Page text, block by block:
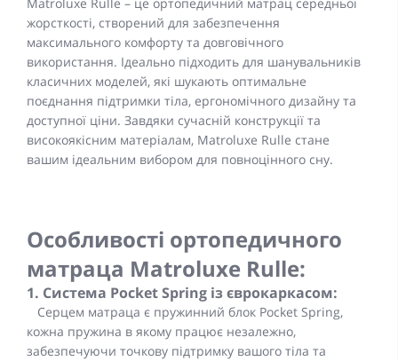
Matroluxe Rulle – це ортопедичний матрац середньої
жорсткості, створений для забезпечення
максимального комфорту та довговічного
використання. Ідеально підходить для шанувальників
класичних моделей, які шукають оптимальне
поєднання підтримки тіла, ергономічного дизайну та
доступної ціни. Завдяки сучасній конструкції та
високоякісним матеріалам, Matroluxe Rulle стане
вашим ідеальним вибором для повноцінного сну.
Особливості ортопедичного
матраца Matroluxe Rulle:
1. Система Pocket Spring із єврокаркасом:
Серцем матраца є пружинний блок Pocket Spring,
кожна пружина в якому працює незалежно,
забезпечуючи точкову підтримку вашого тіла та